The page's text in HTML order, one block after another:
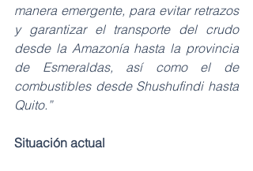
manera emergente, para evitar retrazos
y garantizar el transporte del crudo
desde la Amazonía hasta la provincia
de Esmeraldas, así como el de
combustibles desde Shushufindi hasta
Quito.”
Situación actual